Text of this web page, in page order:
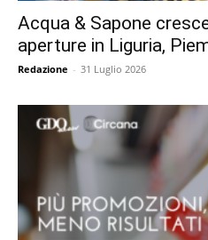
Acqua & Sapone
aperture in Liguria,
Redazione - 31 Luglio 2026